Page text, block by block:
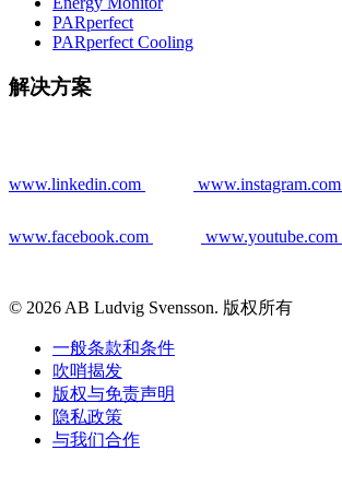
PARperfect
PARperfect Cooling
解决方案
www.linkedin.com www.instagram.com
www.facebook.com www.youtube.com
© 2026 AB Ludvig Svensson. 版权所有
一般条款和条件
吹哨揭发
版权与免责声明
隐私政策
与我们合作